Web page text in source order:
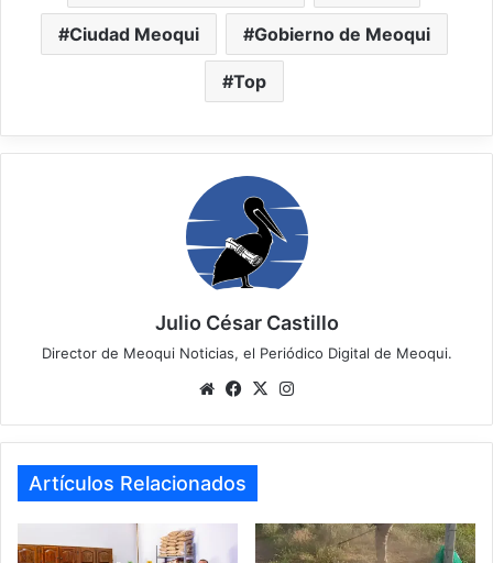
Ciudad Meoqui Gobierno de Meoqui
Top
Julio César Castillo
Director de Meoqui Noticias, el Periódico Digital de Meoqui.
We
te
Fa
bo
ok
X
ra
Artículos Relacionados